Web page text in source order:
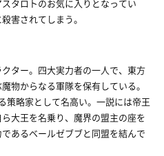
タロトのお気に入りとなってい
害されてしまう。
ター。四大実力者の一人で、東方
物からなる軍隊を保有している。
策略家として名高い。一説には帝王
大王を名乗り、魔界の盟主の座を
あるベールゼブブと同盟を結んで